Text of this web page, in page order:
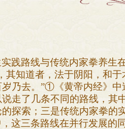
践路线与传统内家拳养生
其知道者，法于阴阳，和
乃去。”①《黄帝内经》
走了几条不同的路线，其
探索；三是传统内家拳的
这三条路线在并行发展的